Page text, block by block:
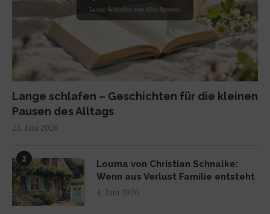
Lange schlafen – Geschichten für die kleinen
Pausen des Alltags
23. Juni 2026
2
Louma von Christian Schnalke:
Wenn aus Verlust Familie entsteht
4. Juni 2026